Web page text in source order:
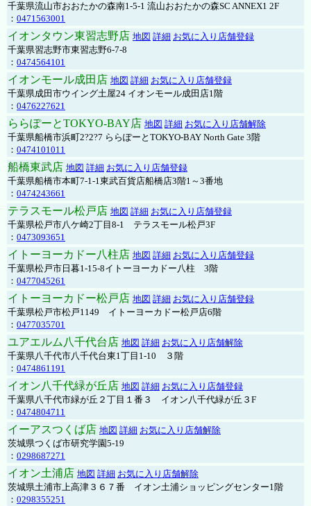
千葉県流山市おおたかの森南1-5-1 流山おおたかの森SC ANNEX1 2F
： 0471563001
イオンタウン東習志野店 地図 詳細 お気に入り店舗登録
千葉県習志野市東習志野6-7-8
： 0474564101
イオンモール成田店 地図 詳細 お気に入り店舗登録
千葉県成田市ウイング土屋24 イオンモール成田店1階
： 0476227621
ららぽーとTOKYO-BAY店 地図 詳細 お気に入り店舗解除
千葉県船橋市浜町2?2?7 ららぽーとTOKYO-BAY North Gate 3階
： 0474101011
船橋東武店 地図 詳細 お気に入り店舗登録
千葉県船橋市本町7-1-1東武百貨店船橋店3階1～3番地
： 0474243661
テラスモール松戸店 地図 詳細 お気に入り店舗登録
千葉県松戸市八ケ崎2丁目8-1 テラスモール松戸3F
： 0473093651
イトーヨーカドー八柱店 地図 詳細 お気に入り店舗登録
千葉県松戸市日暮1-15-8イトーヨーカドー八柱 3階
： 0477045261
イトーヨーカドー松戸店 地図 詳細 お気に入り店舗登録
千葉県松戸市松戸1149 イトーヨーカドー松戸店6階
： 0477035701
ユアエルム八千代台店 地図 詳細 お気に入り店舗解除
千葉県八千代市八千代台東1丁目1-10 ３階
： 0474861191
イオン八千代緑が丘店 地図 詳細 お気に入り店舗登録
千葉県八千代市緑が丘２丁目１番３ イオン八千代緑が丘３F
： 0474804711
イーアスつくば店 地図 詳細 お気に入り店舗解除
茨城県つくば市研究学園5-19
： 0298687271
イオン土浦店 地図 詳細 お気に入り店舗解除
茨城県土浦市上高津３６７番 イオン土浦ショッピングセンター1階
： 0298355251